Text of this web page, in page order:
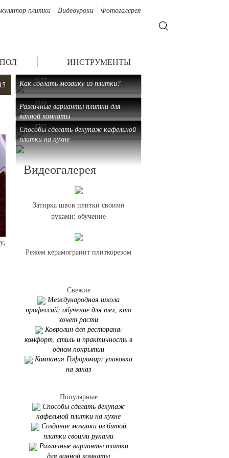
плитки Видеоуроки Фотогалерея
ИНСТРУМЕНТЫ
Как сделать мозаику из плитки?
2177
Различные варианты плитки для
ванной комнаты
2529
Способы сделать декупаж кафельной
плитки на кухне
3785
Видеогалерея
Затирка швов плитки своими
руками: обучение
Режем керамогранит плиткорезом
Свежие
Международная школа
профессий: обучение для тех, кто
хочет расти
Ковролин для ресторана:
комфорт, стиль и практичность в
одном покрытии
Компания Гофоромир: упаковка
на заказ
Популярные
Способы сделать декупаж
кафельной плитки на кухне
Создание мозаики из битой
плитки своими руками
Различные варианты плитки
для ванной комнаты